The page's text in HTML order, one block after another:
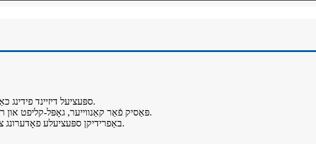
● ספּעציעל דיזיינד פידינג כאַפּער צו ויסמיידן מאַטעריאַל שפּריצן.
● פּאַסיק פֿאַר קאַנווייער, גאָפּל-קליפט און רייזנדיקן קראַן צו פֿיטערן מאַטעריאַל.
● באַפרידיקן ספּעציעלע פאָדערונג צו מאַכן זיכער די פידינג קאַנטיניואַטי.